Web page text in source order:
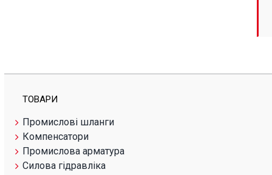
ТОВАРИ
Промислові шланги
Компенсатори
Промислова арматура
Силова гідравліка